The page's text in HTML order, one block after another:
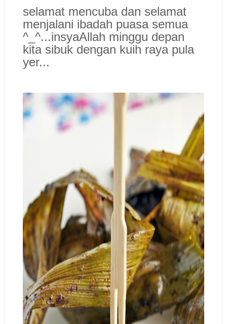
selamat mencuba dan selamat
menjalani ibadah puasa semua
^_^...insyaAllah minggu depan
kita sibuk dengan kuih raya pula
yer...